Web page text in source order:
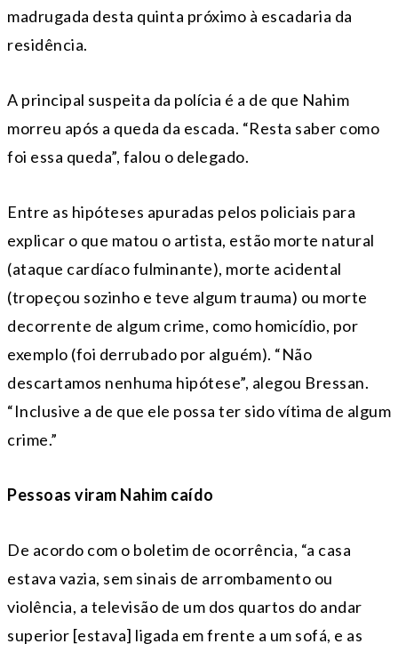
madrugada desta quinta próximo à escadaria da
residência.
A principal suspeita da polícia é a de que Nahim
morreu após a queda da escada. “Resta saber como
foi essa queda”, falou o delegado.
Entre as hipóteses apuradas pelos policiais para
explicar o que matou o artista, estão morte natural
(ataque cardíaco fulminante), morte acidental
(tropeçou sozinho e teve algum trauma) ou morte
decorrente de algum crime, como homicídio, por
exemplo (foi derrubado por alguém). “Não
descartamos nenhuma hipótese”, alegou Bressan.
“Inclusive a de que ele possa ter sido vítima de algum
crime.”
Pessoas viram Nahim caído
De acordo com o boletim de ocorrência, “a casa
estava vazia, sem sinais de arrombamento ou
violência, a televisão de um dos quartos do andar
superior [estava] ligada em frente a um sofá, e as